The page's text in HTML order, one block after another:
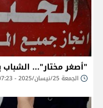
"أصغر مختار"...
الجمعة 25/نيسان/2025 - 07:23 ص